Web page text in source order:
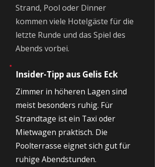
Strand, Pool oder Dinner
kommen viele Hotelgäste für die
letzte Runde und das Spiel des
Abends vorbei.
Insider-Tipp aus Gelis Eck
Zimmer in höheren Lagen sind
meist besonders ruhig. Für
Strandtage ist ein Taxi oder
Mietwagen praktisch. Die
Poolterrasse eignet sich gut für
ruhige Abendstunden.